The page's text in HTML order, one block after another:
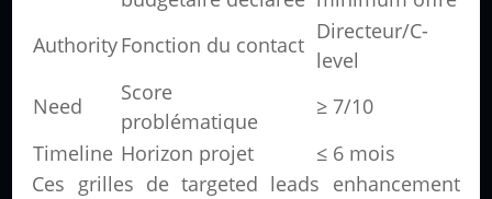
AuthorityFonction du contact
Directeur/C-
level
Need
Score
problématique
≥ 7/10
Timeline Horizon projet
≤ 6 mois
Ces grilles de targeted leads enhancement